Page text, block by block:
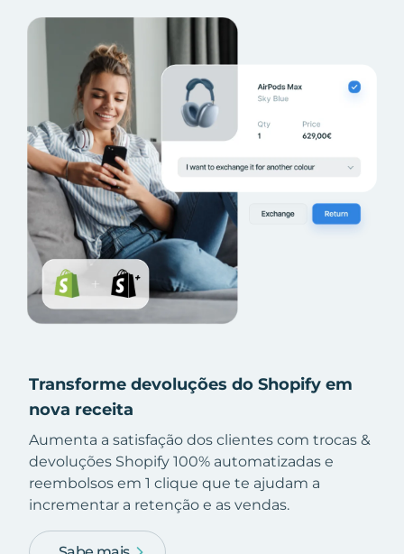
Transforme devoluções do Shopify em
nova receita
Aumenta a satisfação dos clientes com trocas &
devoluções Shopify 100% automatizadas e
reembolsos em 1 clique que te ajudam a
incrementar a retenção e as vendas.